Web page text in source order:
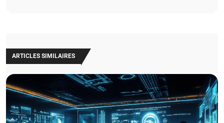
ARTICLES SIMILAIRES